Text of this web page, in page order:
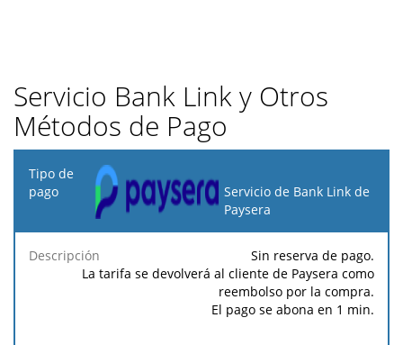
Servicio Bank Link y Otros
Métodos de Pago
Tipo
de
Descripción
Tarifa
mínima
Tarifa
máxima
Servicio de Bank Link de
Paysera
Sin reserva de pago.
La tarifa se devolverá al cliente de Paysera como
reembolso por la compra.
El pago se abona en 1 min.